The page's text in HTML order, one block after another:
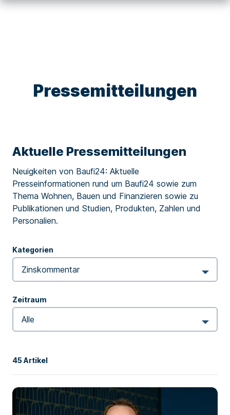
Pressemitteilungen
Aktuelle Pressemitteilungen
Neuigkeiten von Baufi24: Aktuelle
Presseinformationen rund um Baufi24 sowie zum
Thema Wohnen, Bauen und Finanzieren sowie zu
Publikationen und Studien, Produkten, Zahlen und
Personalien.
Kategorien
Zeitraum
45 Artikel